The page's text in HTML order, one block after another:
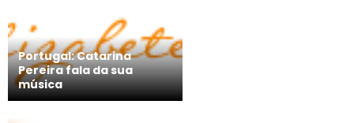
Portugal: Catarina
Pereira fala da sua
música